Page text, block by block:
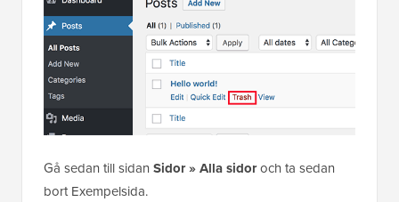
Gå sedan till sidan Sidor » Alla sidoroch ta sedan
bort Exempelsida.